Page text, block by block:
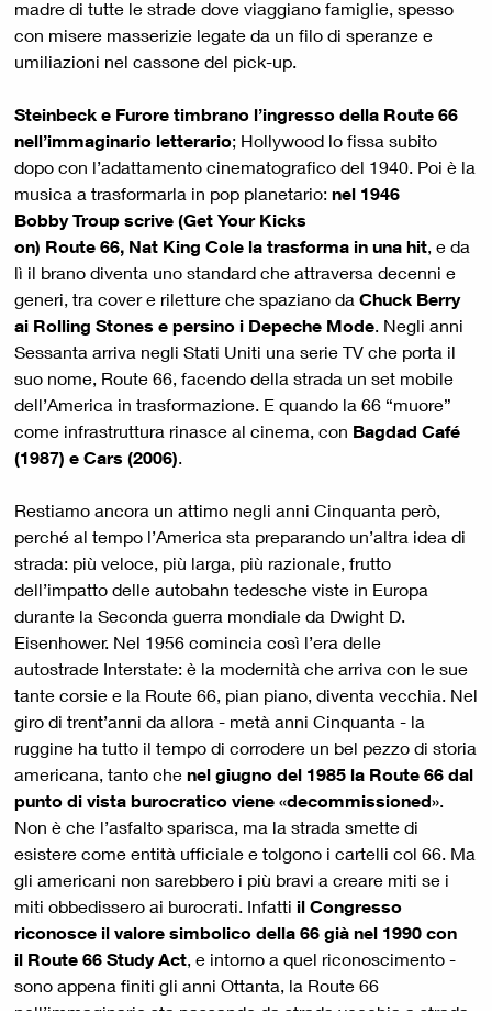
madre di tutte le strade dove viaggiano famiglie, spesso
con misere masserizie legate da un filo di speranze e
umiliazioni nel cassone del pick-up.
Steinbeck e Furore timbrano l’ingresso della Route 66
nell’immaginario letterario; Hollywood lo fissa subito
dopo con l’adattamento cinematografico del 1940. Poi è la
musica a trasformarla in pop planetario: nel 1946
Bobby Troup scrive (Get Your Kicks
on) Route 66, Nat King Cole la trasforma in una hit, e da
lì il brano diventa uno standard che attraversa decenni e
generi, tra cover e riletture che spaziano da Chuck Berry
ai Rolling Stones e persino i Depeche Mode. Negli anni
Sessanta arriva negli Stati Uniti una serie TV che porta il
suo nome, Route 66, facendo della strada un set mobile
dell’America in trasformazione. E quando la 66 “muore”
come infrastruttura rinasce al cinema, con Bagdad Café
(1987) e Cars (2006).
Restiamo ancora un attimo negli anni Cinquanta però,
perché al tempo l’America sta preparando un’altra idea di
strada: più veloce, più larga, più razionale, frutto
dell’impatto delle autobahn tedesche viste in Europa
durante la Seconda guerra mondiale da Dwight D.
Eisenhower. Nel 1956 comincia così l’era delle
autostrade Interstate: è la modernità che arriva con le sue
tante corsie e la Route 66, pian piano, diventa vecchia. Nel
giro di trent’anni da allora - metà anni Cinquanta - la
ruggine ha tutto il tempo di corrodere un bel pezzo di storia
americana, tanto che nel giugno del 1985 la Route 66 dal
punto di vista burocratico viene «decommissioned».
Non è che l’asfalto sparisca, ma la strada smette di
esistere come entità ufficiale e tolgono i cartelli col 66. Ma
gli americani non sarebbero i più bravi a creare miti se i
miti obbedissero ai burocrati. Infatti il Congresso
riconosce il valore simbolico della 66 già nel 1990 con
il Route 66 Study Act, e intorno a quel riconoscimento -
sono appena finiti gli anni Ottanta, la Route 66